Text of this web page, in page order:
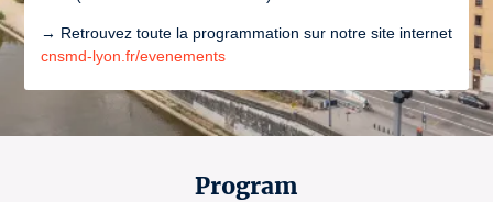
Program
→ Retrouvez toute la programmation sur notre site internet
cnsmd-lyon.fr/evenements